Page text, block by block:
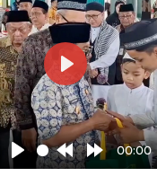
Play
RewindForward
00:00
Play